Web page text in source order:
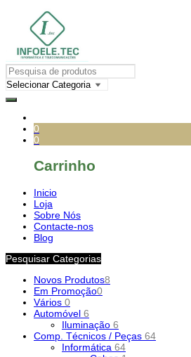
0
0
Carrinho
Inicio
Loja
Sobre Nós
Contacte-nos
Blog
Pesquisar Categorias
Novos Produtos8
Em Promoção0
Vários 0
Automóvel 6
Iluminação 6
Comp. Técnicos / Peças 64
Informática 64